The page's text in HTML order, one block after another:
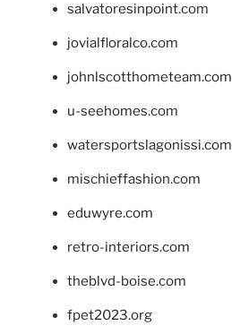
salvatoresinpoint.com
jovialfloralco.com
johnlscotthometeam.com
u-seehomes.com
watersportslagonissi.com
mischieffashion.com
eduwyre.com
retro-interiors.com
theblvd-boise.com
fpet2023.org